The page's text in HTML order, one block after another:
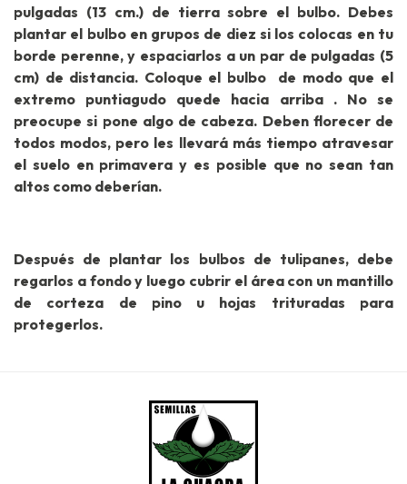
pulgadas (13 cm.) de tierra sobre el bulbo. Debes
plantar el bulbo en grupos de diez si los colocas en tu
borde perenne, y espaciarlos a un par de pulgadas (5
cm) de distancia. Coloque el bulbo de modo que el
extremo puntiagudo quede hacia arriba . No se
preocupe si pone algo de cabeza. Deben florecer de
todos modos, pero les llevará más tiempo atravesar
el suelo en primavera y es posible que no sean tan
altos como deberían.
Después de plantar los bulbos de tulipanes, debe
regarlos a fondo y luego cubrir el área con un mantillo
de corteza de pino u hojas trituradas para
protegerlos.